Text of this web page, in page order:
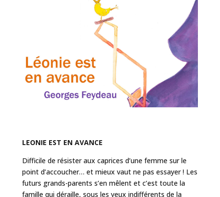
LEONIE EST EN AVANCE
Difficile de résister aux caprices d’une femme sur le
point d’accoucher… et mieux vaut ne pas essayer ! Les
futurs grands-parents s’en mêlent et c’est toute la
famille qui déraille, sous les yeux indifférents de la